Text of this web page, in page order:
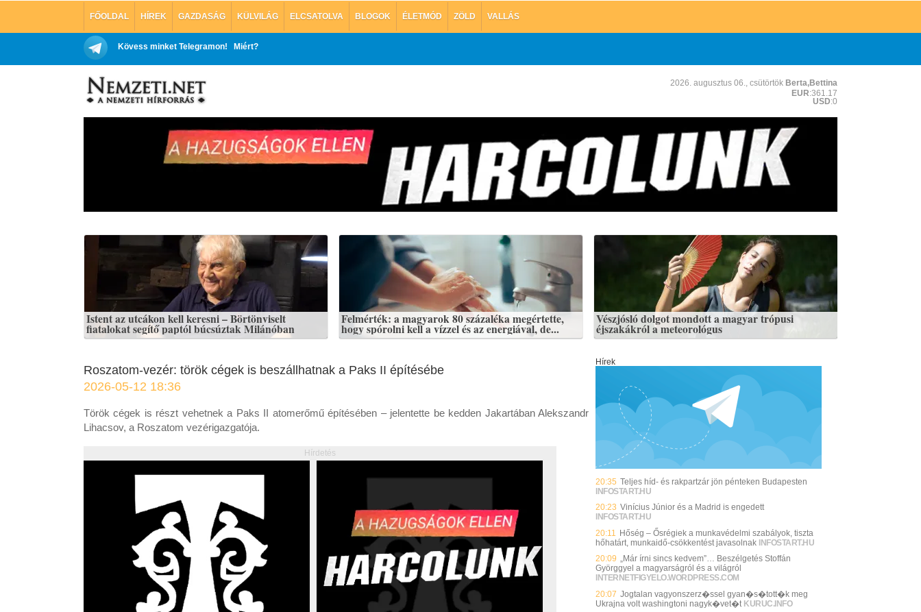
FŐOLDAL HÍREK GAZDASÁG KÜLVILÁG ELCSATOLVA BLOGOK ÉLETMÓD ZÖLD VALLÁS
Kövess minket Telegramon! Miért?
2026. augusztus 06., csütörtök Berta,Bettina
EUR:361.17
USD:0
Istent az utcákon kell keresni – Börtönviselt
fiatalokat segítő paptól búcsúztak Milánóban
Felmérték: a magyarok 80 százaléka megértette,
hogy spórolni kell a vízzel és az energiával, de...
Vészjósló dolgot mondott a magyar trópusi
éjszakákról a meteorológus
Roszatom-vezér: török cégek is beszállhatnak a Paks II építésébe
2026-05-12 18:36
Török cégek is részt vehetnek a Paks II atomerőmű építésében – jelentette be kedden Jakartában Alekszandr
Lihacsov, a Roszatom vezérigazgatója.
Hírdetés
Hírek
20:35 Teljes híd- és rakpartzár jön pénteken Budapesten
INFOSTART.HU
20:23 Vinícius Júnior és a Madrid is engedett
INFOSTART.HU
20:11
Hőség – Ősrégiek a munkavédelmi szabályok, tiszta
hőhatárt, munkaidő-csökkentést javasolnak INFOSTART.HU
20:09 „Már írni sincs kedvem”… Beszélgetés Stoffán
Györggyel a magyarságról és a világról
INTERNETFIGYELO.WORDPRESS.COM
20:07 Jogtalan vagyonszerz�ssel gyan�s�tott�k meg
Ukrajna volt washingtoni nagyk�vet�t KURUC.INFO